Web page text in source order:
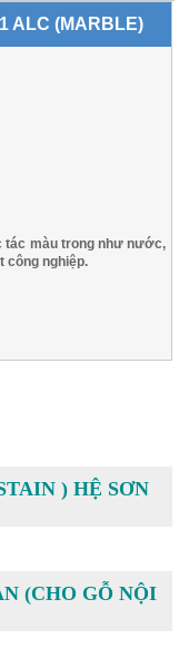
ALC (MARBLE)
tác màu trong như nước,
công nghiệp.
) HỆ SƠN
(CHO GỖ NỘI